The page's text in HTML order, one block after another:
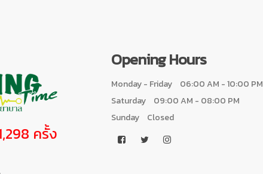
ครั้ง
Opening Hours
Monday - Friday
06:00 AM - 10:00 PM
Saturday
09:00 AM - 08:00 PM
Sunday
Closed